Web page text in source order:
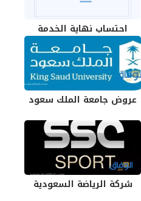
احتساب نهاية الخدمة
عروض جامعة الملك سعود
شركة الرياضة السعودية